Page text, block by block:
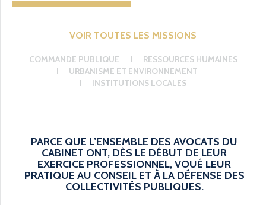
VOIR TOUTES LES MISSIONS
COMMANDE PUBLIQUE
RESSOURCES HUMAINES
URBANISME ET ENVIRONNEMENT
INSTITUTIONS LOCALES
PARCE QUE L’ENSEMBLE DES AVOCATS DU
CABINET ONT, DÈS LE DÉBUT DE LEUR
EXERCICE PROFESSIONNEL, VOUÉ LEUR
PRATIQUE AU CONSEIL ET À LA DÉFENSE DES
COLLECTIVITÉS PUBLIQUES.